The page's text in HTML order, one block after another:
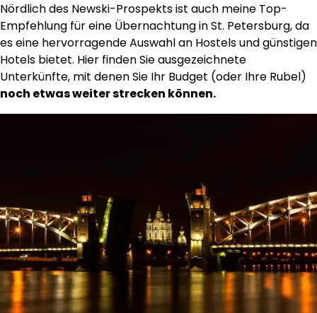
Nördlich des Newski-Prospekts ist auch meine Top-
Empfehlung für eine Übernachtung in St. Petersburg, da
es eine hervorragende Auswahl an Hostels und günstigen
Hotels bietet. Hier finden Sie ausgezeichnete
Unterkünfte, mit denen Sie Ihr Budget (oder Ihre Rubel)
noch etwas weiter strecken können.